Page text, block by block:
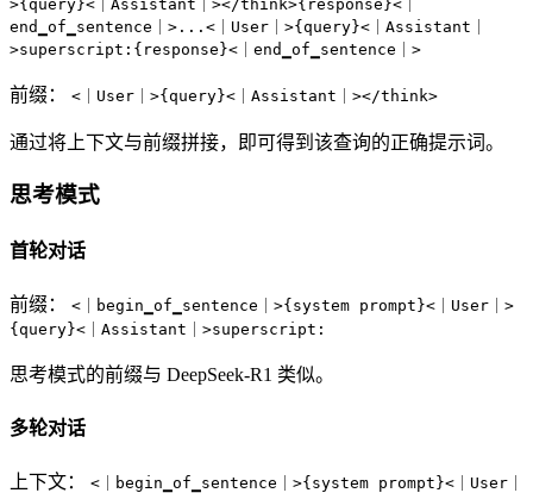
>{query}<｜Assistant｜></think>{response}<｜
end▁of▁sentence｜>...<｜User｜>{query}<｜Assistant｜
>superscript:{response}<｜end▁of▁sentence｜>
前缀： <｜User｜>{query}<｜Assistant｜></think>
通过将上下文与前缀拼接，即可得到该查询的正确提示词。
思考模式
首轮对话
前缀： <｜begin▁of▁sentence｜>{system prompt}<｜User｜>
{query}<｜Assistant｜>superscript:
思考模式的前缀与 DeepSeek-R1 类似。
多轮对话
上下文： <｜begin▁of▁sentence｜>{system prompt}<｜User｜